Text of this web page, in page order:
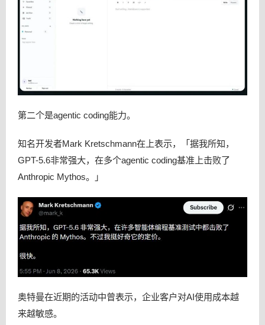
第二个是agentic coding能力。
知名开发者Mark Kretschmann在上表示，「据我所知，
GPT-5.6非常强大，在多个agentic coding基准上击败了
Anthropic Mythos。」
奥特曼在近期的活动中曾表示，企业客户对AI使用成本越
来越敏感。